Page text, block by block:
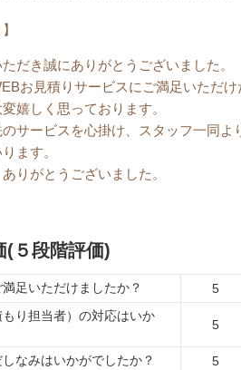
だき誠にありがとうございました。
お見積りサービスにご満足いただけ
嬉しく思っております。
サービスを心掛け、スタッフ一同よ
ます。
りがとうございました。
(５段階評価)
足いただけましたか？
5
り担当者）の対応はいか
5
なみはいかがでしたか？
5